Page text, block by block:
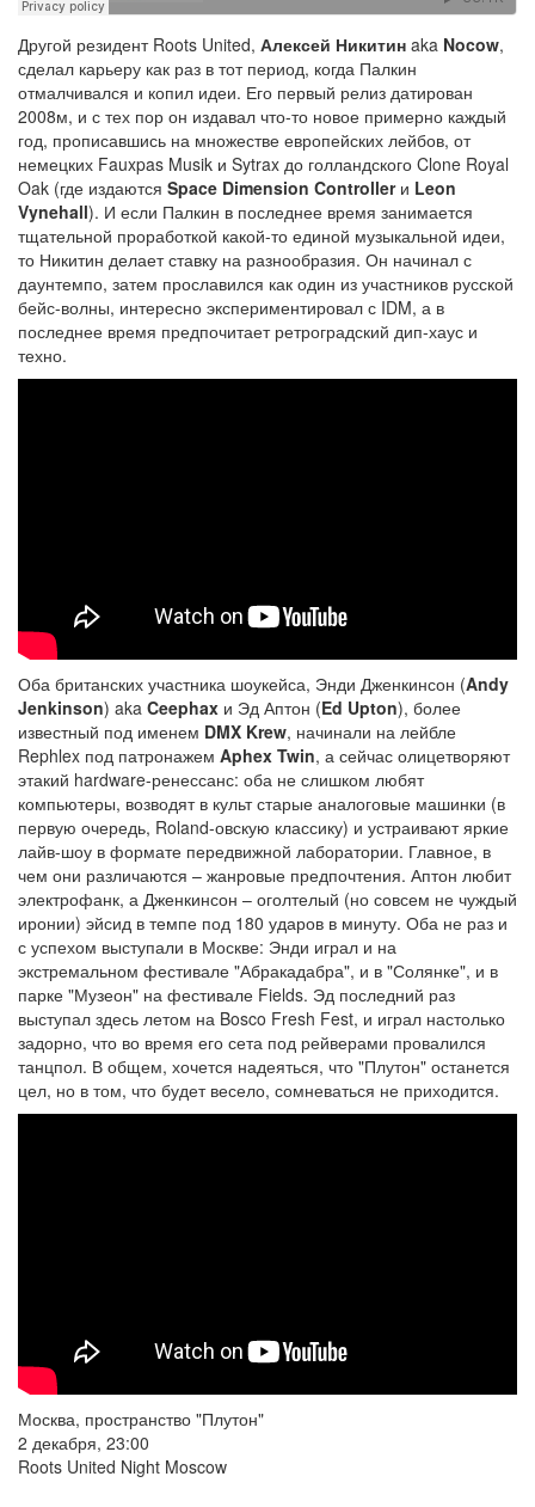
Другой резидент Roots United, Алексей Никитин aka Nocow,
сделал карьеру как раз в тот период, когда Палкин
отмалчивался и копил идеи. Его первый релиз датирован
2008м, и с тех пор он издавал что-то новое примерно каждый
год, прописавшись на множестве европейских лейбов, от
немецких Fauxpas Musik и Sytrax до голландского Clone Royal
Oak (где издаются Space Dimension Controllerи Leon
Vynehall). И если Палкин в последнее время занимается
тщательной проработкой какой-то единой музыкальной идеи,
то Никитин делает ставку на разнообразия. Он начинал с
даунтемпо, затем прославился как один из участников русской
бейс-волны, интересно экспериментировал с IDM, а в
последнее время предпочитает ретроградский дип-хаус и
техно.
Оба британских участника шоукейса, Энди Дженкинсон (Andy
Jenkinson) aka Ceephax и Эд Аптон (Ed Upton), более
известный под именем DMX Krew, начинали на лейбле
Rephlex под патронажем Aphex Twin, а сейчас олицетворяют
этакий hardware-ренессанс: оба не слишком любят
компьютеры, возводят в культ старые аналоговые машинки (в
первую очередь, Roland-овскую классику) и устраивают яркие
лайв-шоу в формате передвижной лаборатории. Главное, в
чем они различаются – жанровые предпочтения. Аптон любит
электрофанк, а Дженкинсон – оголтелый (но совсем не чуждый
иронии) эйсид в темпе под 180 ударов в минуту. Оба не раз и
с успехом выступали в Москве: Энди играл и на
экстремальном фестивале "Абракадабра", и в "Солянке", и в
парке "Музеон" на фестивале Fields. Эд последний раз
выступал здесь летом на Bosco Fresh Fest, и играл настолько
задорно, что во время его сета под рейверами провалился
танцпол. В общем, хочется надеяться, что "Плутон" останется
цел, но в том, что будет весело, сомневаться не приходится.
Москва, пространство "Плутон"
2 декабря, 23:00
Roots United Night Moscow